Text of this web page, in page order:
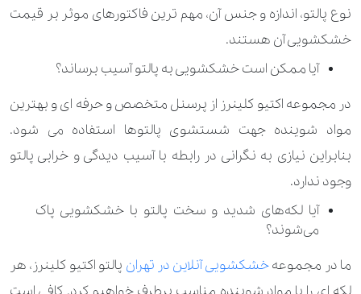
رومیزی کوچک 210.000 تومان 330.000 تومان
رومیزی متوسط 280.000 تومان 420.000 تومان
رویه مبل دو نفره
رویه مبل سه نفره 800.000 تومان
170.000 تومان 280.000 تومان
نوع پالتو، اندازه و جنس آن، مهم ترین فاکتورهای موثر بر قیمت
خشکشویی آن هستند.
آیا ممکن است خشکشویی به پالتو آسیب برساند؟
در مجموعه اکتیو کلینرز از پرسنل متخصص و حرفه ای و بهترین
مواد شوینده جهت شستشوی پالتوها استفاده می شود.
بنابراین نیازی به نگرانی در رابطه با آسیب دیدگی و خرابی پالتو
وجود ندارد.
آیا لکه‌های شدید و سخت پالتو با خشکشویی پاک
می‌شوند؟
ما در مجموعهخشکشویی آنلاین در تهران پالتو اکتیو کلینرز، هر